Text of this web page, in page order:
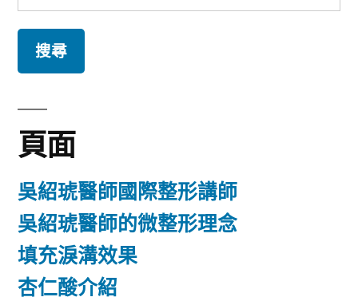
尋
鍵
字:
頁面
吳紹琥醫師國際整形講師
吳紹琥醫師的微整形理念
填充淚溝效果
杏仁酸介紹